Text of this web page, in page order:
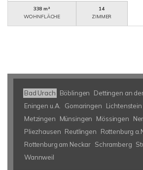
338 m²
WOHNFLÄCHE
14
ZIMMER
Bad Urach Böblingen
Dettingen an
Eningen u.A.
Gomaringen Lichtenstein
Metzingen
Münsingen Mössingen
Pliezhausen Reutlingen
Rottenburg
Rottenburg am Neckar Schramberg
Wannweil